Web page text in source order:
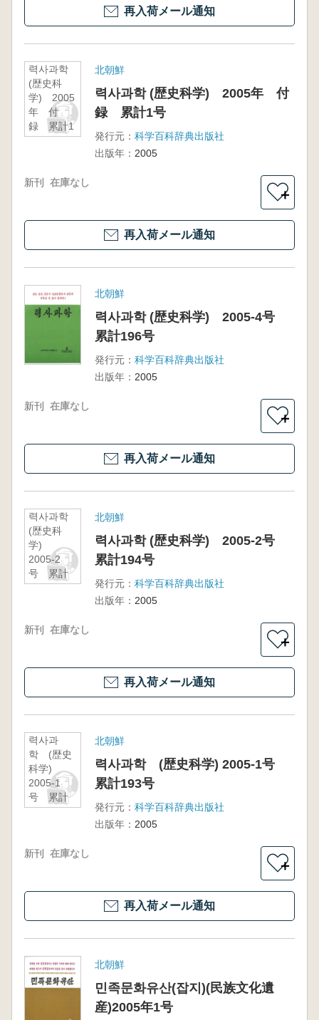
再入荷メール通知
력사과학
(歴史科
学) 2005
年 付
録 累計1
号
北朝鮮
력사과학 (歴史科学) 2005年 付
録 累計1号
発行元： 科学百科辞典出版社
出版年： 2005
新刊 在庫なし
＋
再入荷メール通知
北朝鮮
력사과학 (歴史科学) 2005-4号
累計196号
発行元： 科学百科辞典出版社
出版年： 2005
新刊 在庫なし
＋
再入荷メール通知
력사과학
(歴史科
学)
2005-2
号 累計
194号
北朝鮮
력사과학 (歴史科学) 2005-2号
累計194号
発行元： 科学百科辞典出版社
出版年： 2005
新刊 在庫なし
＋
再入荷メール通知
력사과
학 (歴史
科学)
2005-1
号 累計
193号
北朝鮮
력사과학 (歴史科学) 2005-1号
累計193号
発行元： 科学百科辞典出版社
出版年： 2005
新刊 在庫なし
＋
再入荷メール通知
北朝鮮
민족문화유산(잡지)(民族文化遺
産)2005年1号